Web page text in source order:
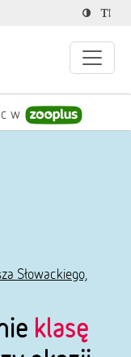
w
Słowackiego,
klasę